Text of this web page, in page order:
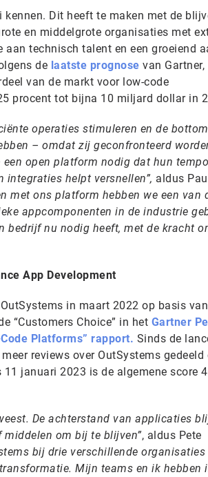
Dit heeft te maken met de
en middelgrote organisaties met
technisch talent en een groeiend
de laatste prognose van Gartner,
van de markt voor low-code
procent tot bijna 10 miljard dollar in
operaties stimuleren en de
– omdat zij geconfronteerd
open platform nodig dat hun
helpt versnellen”, aldus
met ons platform hebben we een van
appcomponenten in de industrie
bedrijf nu nodig heeft, met de kracht
App Development
in maart 2022 op basis van
“Customers Choice” in het Gartner
Platforms” rapport. Sinds de
reviews over OutSystems gedeeld
januari 2023 is de algemene score
De achterstand van applicaties
om bij te blijven”, aldus Pete
bij drie verschillende organisaties
Mijn teams en ik hebben